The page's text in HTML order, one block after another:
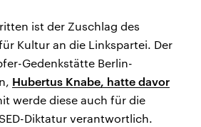
ist der Zuschlag des
Kultur an die Linkspartei. Der
Gedenkstätte Berlin-
Hubertus Knabe, hatte davor
werde diese auch für die
Diktatur verantwortlich.